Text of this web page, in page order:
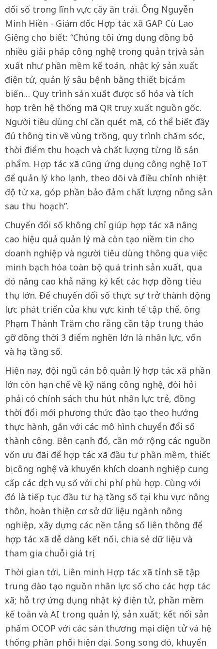
đổi số trong lĩnh vực cây ăn trái. Ông Nguyễn
Minh Hiền - Giám đốc Hợp tác xã GAP Cù Lao
Giêng cho biết: “Chúng tôi ứng dụng đồng bộ
nhiều giải pháp công nghệ trong quản trị và sản
xuất như phần mềm kế toán, nhật ký sản xuất
điện tử, quản lý sâu bệnh bằng thiết bị cảm
biến… Quy trình sản xuất được số hóa và tích
hợp trên hệ thống mã QR truy xuất nguồn gốc.
Người tiêu dùng chỉ cần quét mã, có thể biết đầy
đủ thông tin về vùng trồng, quy trình chăm sóc,
thời điểm thu hoạch và chất lượng từng lô sản
phẩm. Hợp tác xã cũng ứng dụng công nghệ IoT
để quản lý kho lạnh, theo dõi và điều chỉnh nhiệt
độ từ xa, góp phần bảo đảm chất lượng nông sản
sau thu hoạch”.
Chuyển đổi số không chỉ giúp hợp tác xã nâng
cao hiệu quả quản lý mà còn tạo niềm tin cho
doanh nghiệp và người tiêu dùng thông qua việc
minh bạch hóa toàn bộ quá trình sản xuất, qua
đó nâng cao khả năng ký kết các hợp đồng tiêu
thụ lớn. Để chuyển đổi số thực sự trở thành động
lực phát triển của khu vực kinh tế tập thể, ông
Phạm Thành Trăm cho rằng cần tập trung tháo
gỡ đồng thời 3 điểm nghẽn lớn là nhân lực, vốn
và hạ tầng số.
Hiện nay, đội ngũ cán bộ quản lý hợp tác xã phần
lớn còn hạn chế về kỹ năng công nghệ, đòi hỏi
phải có chính sách thu hút nhân lực trẻ, đồng
thời đổi mới phương thức đào tạo theo hướng
thực hành, gắn với các mô hình chuyển đổi số
thành công. Bên cạnh đó, cần mở rộng các nguồn
vốn ưu đãi để hợp tác xã đầu tư phần mềm, thiết
bị công nghệ và khuyến khích doanh nghiệp cung
cấp các dịch vụ số với chi phí phù hợp. Cùng với
đó là tiếp tục đầu tư hạ tầng số tại khu vực nông
thôn, hoàn thiện cơ sở dữ liệu ngành nông
nghiệp, xây dựng các nền tảng số liên thông để
hợp tác xã dễ dàng kết nối, chia sẻ dữ liệu và
tham gia chuỗi giá trị.
Thời gian tới, Liên minh Hợp tác xã tỉnh sẽ tập
trung đào tạo nguồn nhân lực số cho các hợp tác
xã; hỗ trợ ứng dụng nhật ký điện tử, phần mềm
kế toán và AI trong quản lý, sản xuất; kết nối sản
phẩm OCOP với các sàn thương mại điện tử và hệ
thống phân phối hiện đại. Song song đó, khuyến